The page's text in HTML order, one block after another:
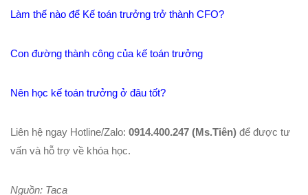
Làm thế nào để Kế toán trưởng trở thành CFO?
Con đường thành công của kế toán trưởng
Nên học kế toán trưởng ở đâu tốt?
Liên hệ ngay Hotline/Zalo: 0914.400.247 (Ms.Tiên) để được tư
vấn và hỗ trợ về khóa học.
Nguồn: Taca